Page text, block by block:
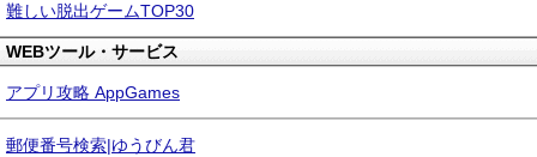
難しい脱出ゲームTOP30
WEBツール・サービス
アプリ攻略 AppGames
郵便番号検索|ゆうびん君